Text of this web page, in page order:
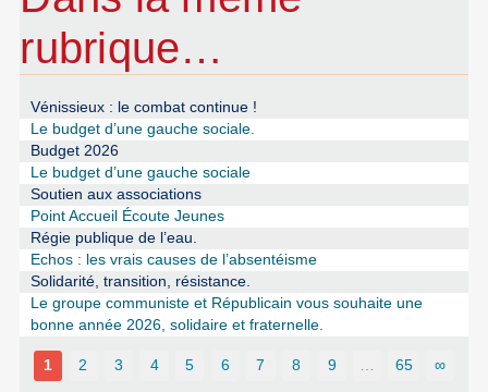
rubrique…
Vénissieux : le combat continue !
Le budget d’une gauche sociale.
Budget 2026
Le budget d’une gauche sociale
Soutien aux associations
Point Accueil Écoute Jeunes
Régie publique de l’eau.
Echos : les vrais causes de l’absentéisme
Solidarité, transition, résistance.
Le groupe communiste et Républicain vous souhaite une
bonne année 2026, solidaire et fraternelle.
1 2 3 4 5 6 7 8 9 65 ∞